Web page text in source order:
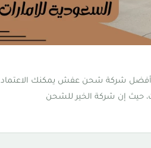
شركة شحن عفش يمكنك الاعتماد
حيث إن شركة الخير للشحن